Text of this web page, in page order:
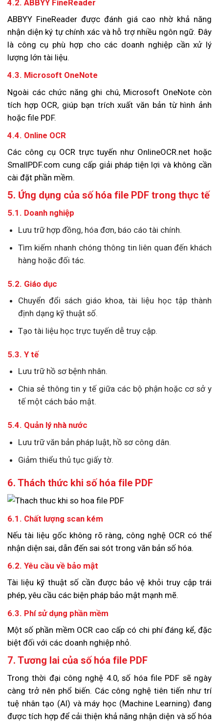
4.2. ABBYY FineReader
ABBYY FineReader được đánh giá cao nhờ khả năng
nhận diện ký tự chính xác và hỗ trợ nhiều ngôn ngữ. Đây
là công cụ phù hợp cho các doanh nghiệp cần xử lý
lượng lớn tài liệu.
4.3. Microsoft OneNote
Ngoài các chức năng ghi chú, Microsoft OneNote còn
tích hợp OCR, giúp bạn trích xuất văn bản từ hình ảnh
hoặc file PDF.
4.4. Online OCR
Các công cụ OCR trực tuyến như OnlineOCR.net hoặc
SmallPDF.com cung cấp giải pháp tiện lợi và không cần
cài đặt phần mềm.
5. Ứng dụng của số hóa file PDF trong thực tế
5.1. Doanh nghiệp
Lưu trữ hợp đồng, hóa đơn, báo cáo tài chính.
Tìm kiếm nhanh chóng thông tin liên quan đến khách
hàng hoặc đối tác.
5.2. Giáo dục
Chuyển đổi sách giáo khoa, tài liệu học tập thành
định dạng kỹ thuật số.
Tạo tài liệu học trực tuyến dễ truy cập.
5.3. Y tế
Lưu trữ hồ sơ bệnh nhân.
Chia sẻ thông tin y tế giữa các bộ phận hoặc cơ sở y
tế một cách bảo mật.
5.4. Quản lý nhà nước
Lưu trữ văn bản pháp luật, hồ sơ công dân.
Giảm thiểu thủ tục giấy tờ.
6. Thách thức khi số hóa file PDF
6.1. Chất lượng scan kém
Nếu tài liệu gốc không rõ ràng, công nghệ OCR có thể
nhận diện sai, dẫn đến sai sót trong văn bản số hóa.
6.2. Yêu cầu về bảo mật
Tài liệu kỹ thuật số cần được bảo vệ khỏi truy cập trái
phép, yêu cầu các biện pháp bảo mật mạnh mẽ.
6.3. Phí sử dụng phần mềm
Một số phần mềm OCR cao cấp có chi phí đáng kể, đặc
biệt đối với các doanh nghiệp nhỏ.
7. Tương lai của số hóa file PDF
Trong thời đại công nghệ 4.0, số hóa file PDF sẽ ngày
càng trở nên phổ biến. Các công nghệ tiên tiến như trí
tuệ nhân tạo (AI) và máy học (Machine Learning) đang
được tích hợp để cải thiện khả năng nhận diện và số hóa